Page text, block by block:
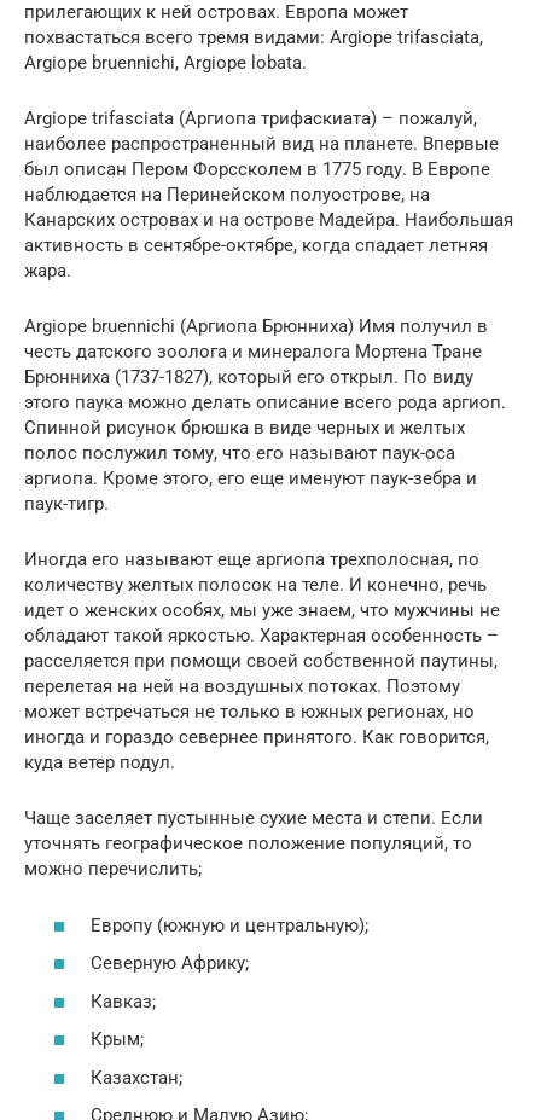
прилегающих к ней островах. Европа может
похвастаться всего тремя видами: Argiope trifasciata,
Argiope bruennichi, Argiope lobata.
Argiope trifasciata (Аргиопа трифаскиата) – пожалуй,
наиболее распространенный вид на планете. Впервые
был описан Пером Форссколем в 1775 году. В Европе
наблюдается на Перинейском полуострове, на
Канарских островах и на острове Мадейра. Наибольшая
активность в сентябре-октябре, когда спадает летняя
жара.
Argiope bruennichi (Аргиопа Брюнниха) Имя получил в
честь датского зоолога и минералога Мортена Тране
Брюнниха (1737-1827), который его открыл. По виду
этого паука можно делать описание всего рода аргиоп.
Спинной рисунок брюшка в виде черных и желтых
полос послужил тому, что его называют паук-оса
аргиопа. Кроме этого, его еще именуют паук-зебра и
паук-тигр.
Иногда его называют еще аргиопа трехполосная, по
количеству желтых полосок на теле. И конечно, речь
идет о женских особях, мы уже знаем, что мужчины не
обладают такой яркостью. Характерная особенность –
расселяется при помощи своей собственной паутины,
перелетая на ней на воздушных потоках. Поэтому
может встречаться не только в южных регионах, но
иногда и гораздо севернее принятого. Как говорится,
куда ветер подул.
Чаще заселяет пустынные сухие места и степи. Если
уточнять географическое положение популяций, то
можно перечислить;
Европу (южную и центральную);
Северную Африку;
Кавказ;
Крым;
Казахстан;
Среднюю и Малую Азию;